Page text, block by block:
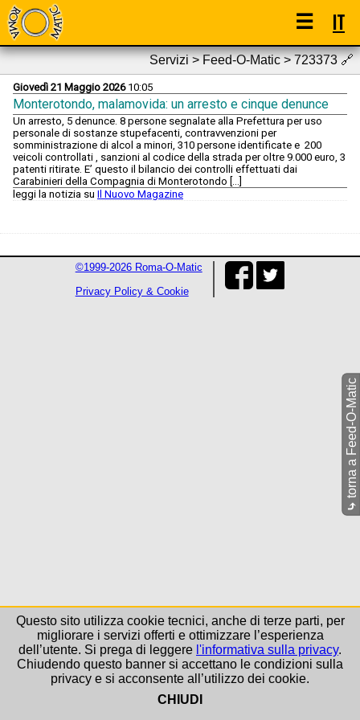
☰ IT
Servizi > Feed-O-Matic > 723373🔗
Giovedì 21 Maggio 202610:05
Monterotondo, malamovida: un arresto e cinque denunce
Un arresto, 5 denunce. 8 persone segnalate alla Prefettura per uso
personale di sostanze stupefacenti, contravvenzioni per
somministrazione di alcol a minori, 310 persone identificate e 200
veicoli controllati , sanzioni al codice della strada per oltre 9.000 euro, 3
patenti ritirate. E’ questo il bilancio dei controlli effettuati dai
Carabinieri della Compagnia di Monterotondo […]
leggi la notizia su Il Nuovo Magazine
⤷
torna a Feed-O-Matic
©1999-2026 Roma-O-Matic
Privacy Policy & Cookie
Questo sito utilizza cookie tecnici, anche di terze parti, per
migliorare i servizi offerti e ottimizzare l’esperienza
dell’utente. Si prega di leggere l'informativa sulla privacy.
Chiudendo questo banner si accettano le condizioni sulla
privacy e si acconsente all’utilizzo dei cookie.
CHIUDI